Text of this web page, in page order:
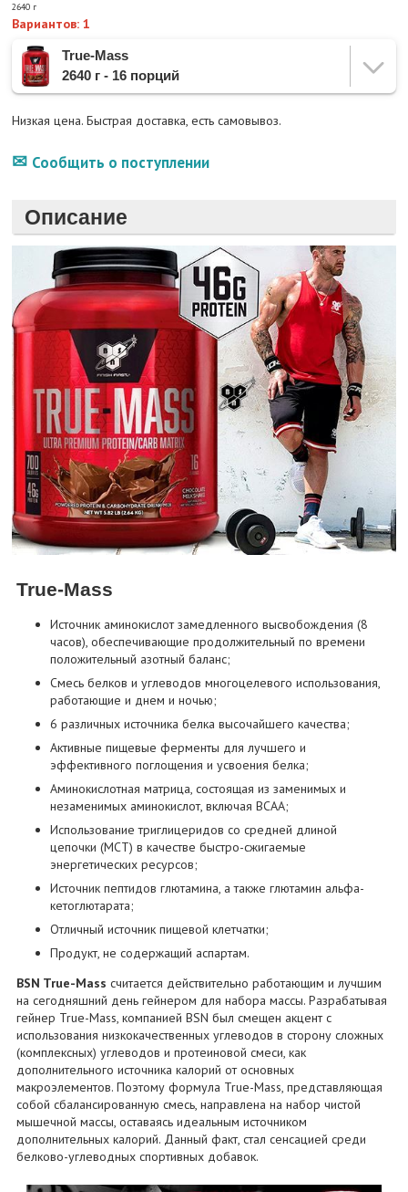
2640 г
Вариантов: 1
True-Mass
2640 г - 16 порций
Низкая цена. Быстрая доставка, есть самовывоз.
Сообщить о поступлении
Описание
True-Mass
Источник аминокислот замедленного высвобождения (8
часов), обеспечивающие продолжительный по времени
положительный азотный баланс;
Смесь белков и углеводов многоцелевого использования,
работающие и днем и ночью;
6 различных источника белка высочайшего качества;
Активные пищевые ферменты для лучшего и
эффективного поглощения и усвоения белка;
Аминокислотная матрица, состоящая из заменимых и
незаменимых аминокислот, включая BCAA;
Использование триглицеридов со средней длиной
цепочки (MCT) в качестве быстро-сжигаемые
энергетических ресурсов;
Источник пептидов глютамина, а также глютамин альфа-
кетоглютарата;
Отличный источник пищевой клетчатки;
Продукт, не содержащий аспартам.
BSN True-Mass считается действительно работающим и лучшим
на сегодняшний день гейнером для набора массы. Разрабатывая
гейнер True-Mass, компанией BSN был смещен акцент с
использования низкокачественных углеводов в сторону сложных
(комплексных) углеводов и протеиновой смеси, как
дополнительного источника калорий от основных
макроэлементов. Поэтому формула True-Mass, представляющая
собой сбалансированную смесь, направлена на набор чистой
мышечной массы, оставаясь идеальным источником
дополнительных калорий. Данный факт, стал сенсацией среди
белково-углеводных спортивных добавок.